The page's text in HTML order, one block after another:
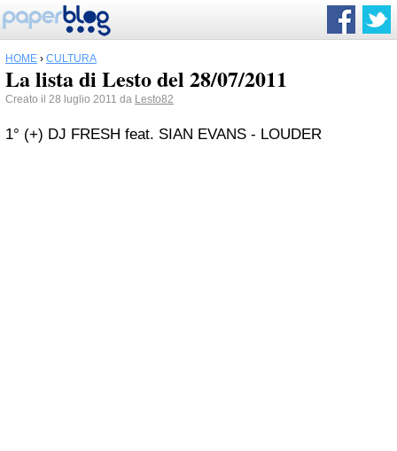
HOME › CULTURA
La lista di Lesto del 28/07/2011
Creato il 28 luglio 2011 da Lesto82
1° (+) DJ FRESH feat. SIAN EVANS - LOUDER